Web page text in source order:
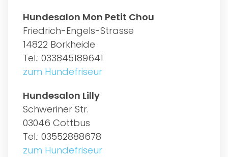
Hundesalon Mon Petit Chou
Friedrich-Engels-Strasse
14822 Borkheide
Tel.: 033845189641
zum Hundefriseur
Hundesalon Lilly
Schweriner Str.
03046 Cottbus
Tel.: 03552888678
zum Hundefriseur